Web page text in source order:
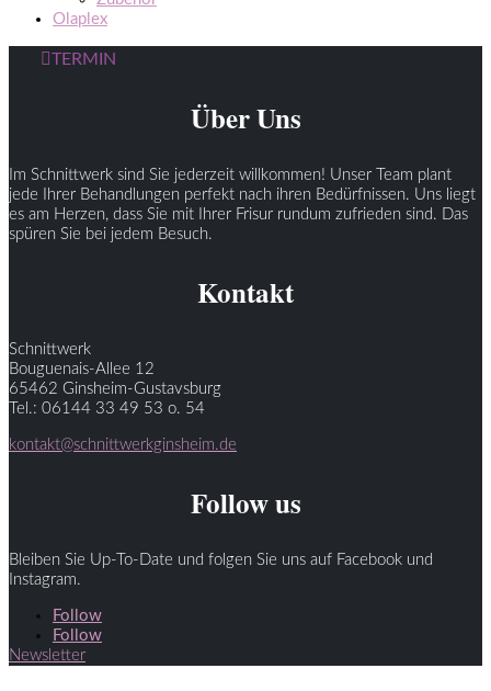
Olaplex
TERMIN
Über Uns
Im Schnittwerk sind Sie jederzeit willkommen! Unser Team plant
jede Ihrer Behandlungen perfekt nach ihren Bedürfnissen. Uns liegt
es am Herzen, dass Sie mit Ihrer Frisur rundum zufrieden sind. Das
spüren Sie bei jedem Besuch.
Kontakt
Schnittwerk
Bouguenais-Allee 12
65462 Ginsheim-Gustavsburg
Tel.: 06144 33 49 53 o. 54
kontakt@schnittwerkginsheim.de
Follow us
Bleiben Sie Up-To-Date und folgen Sie uns auf Facebook und
Instagram.
Follow
Follow
Newsletter